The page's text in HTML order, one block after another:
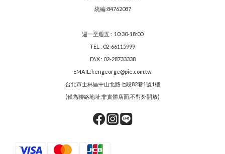
統編:84762087
週一至週五 : 10:30-18:00
TEL : 02-66115999
FAX : 02-28733338
EMAIL:kengeorge@pie.com.tw
台北市士林區中山北路七段82巷1號1樓
(僅為聯絡地址,非實體店面,不對外開放)